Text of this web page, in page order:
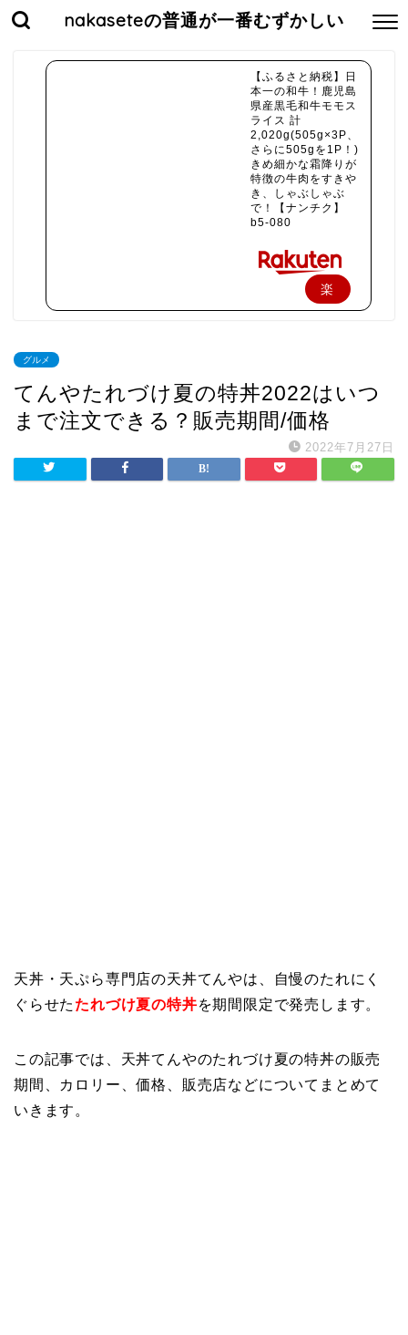
nakaseteの普通が一番むずかしい
【ふるさと納税】日
本一の和牛！鹿児島
県産黒毛和牛モモス
ライス 計
2,020g(505g×3P、
さらに505gを1P！)
きめ細かな霜降りが
特徴の牛肉をすきや
き、しゃぶしゃぶ
で！【ナンチク】
b5-080
楽
入
グルメ
てんやたれづけ夏の特丼2022はいつ
まで注文できる？販売期間/価格
2022年7月27日
天丼・天ぷら専門店の天丼てんやは、自慢のたれにく
ぐらせた たれづけ夏の特丼を期間限定で発売します。
この記事では、天丼てんやのたれづけ夏の特丼の販売
期間、カロリー、価格、販売店などについてまとめて
いきます。